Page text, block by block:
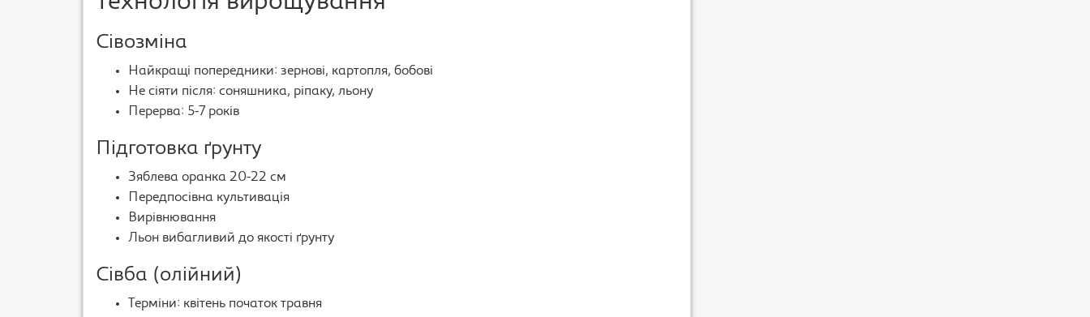
Сівозміна
Найкращі попередники: зернові, картопля, бобові
Не сіяти після: соняшника, ріпаку, льону
Перерва: 5-7 років
Підготовка ґрунту
Зяблева оранка 20-22 см
Передпосівна культивація
Вирівнювання
Льон вибагливий до якості ґрунту
Сівба (олійний)
Терміни: квітень початок травня